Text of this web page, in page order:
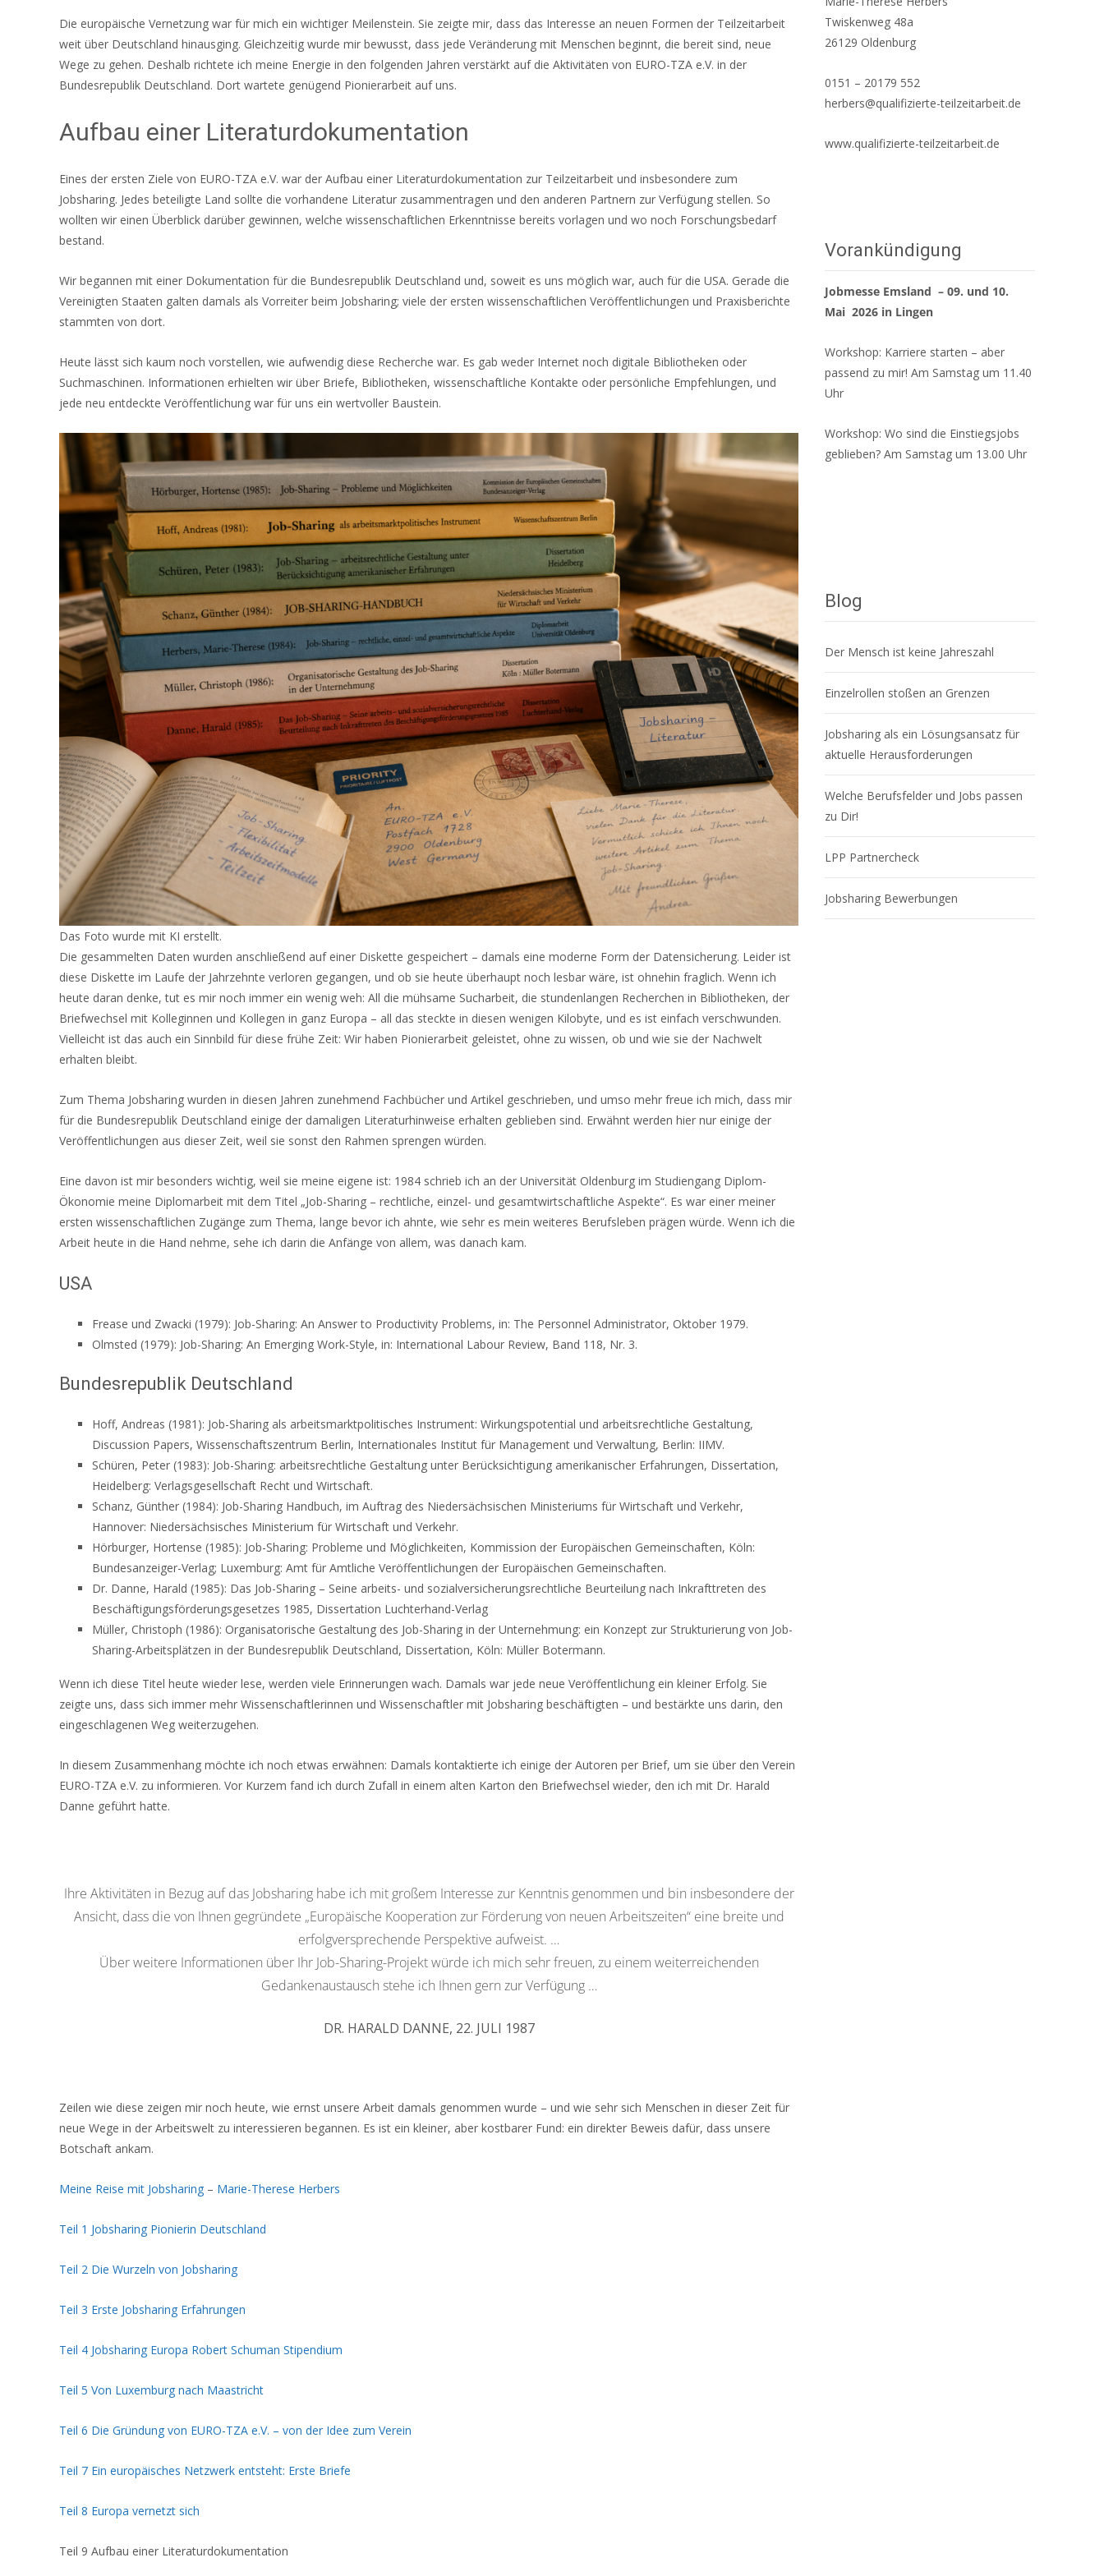
Die europäische Vernetzung war für mich ein wichtiger Meilenstein. Sie zeigte mir, dass das Interesse an neuen Formen der Teilzeitarbeit
weit über Deutschland hinausging. Gleichzeitig wurde mir bewusst, dass jede Veränderung mit Menschen beginnt, die bereit sind, neue
Wege zu gehen. Deshalb richtete ich meine Energie in den folgenden Jahren verstärkt auf die Aktivitäten von EURO-TZA e.V. in der
Bundesrepublik Deutschland. Dort wartete genügend Pionierarbeit auf uns.
Aufbau einer Literaturdokumentation
Eines der ersten Ziele von EURO-TZA e.V. war der Aufbau einer Literaturdokumentation zur Teilzeitarbeit und insbesondere zum
Jobsharing. Jedes beteiligte Land sollte die vorhandene Literatur zusammentragen und den anderen Partnern zur Verfügung stellen. So
wollten wir einen Überblick darüber gewinnen, welche wissenschaftlichen Erkenntnisse bereits vorlagen und wo noch Forschungsbedarf
bestand.
Wir begannen mit einer Dokumentation für die Bundesrepublik Deutschland und, soweit es uns möglich war, auch für die USA. Gerade die
Vereinigten Staaten galten damals als Vorreiter beim Jobsharing; viele der ersten wissenschaftlichen Veröffentlichungen und Praxisberichte
stammten von dort.
Heute lässt sich kaum noch vorstellen, wie aufwendig diese Recherche war. Es gab weder Internet noch digitale Bibliotheken oder
Suchmaschinen. Informationen erhielten wir über Briefe, Bibliotheken, wissenschaftliche Kontakte oder persönliche Empfehlungen, und
jede neu entdeckte Veröffentlichung war für uns ein wertvoller Baustein.
Das Foto wurde mit KI erstellt.
Die gesammelten Daten wurden anschließend auf einer Diskette gespeichert – damals eine moderne Form der Datensicherung. Leider ist
diese Diskette im Laufe der Jahrzehnte verloren gegangen, und ob sie heute überhaupt noch lesbar wäre, ist ohnehin fraglich. Wenn ich
heute daran denke, tut es mir noch immer ein wenig weh: All die mühsame Sucharbeit, die stundenlangen Recherchen in Bibliotheken, der
Briefwechsel mit Kolleginnen und Kollegen in ganz Europa – all das steckte in diesen wenigen Kilobyte, und es ist einfach verschwunden.
Vielleicht ist das auch ein Sinnbild für diese frühe Zeit: Wir haben Pionierarbeit geleistet, ohne zu wissen, ob und wie sie der Nachwelt
erhalten bleibt.
Zum Thema Jobsharing wurden in diesen Jahren zunehmend Fachbücher und Artikel geschrieben, und umso mehr freue ich mich, dass mir
für die Bundesrepublik Deutschland einige der damaligen Literaturhinweise erhalten geblieben sind. Erwähnt werden hier nur einige der
Veröffentlichungen aus dieser Zeit, weil sie sonst den Rahmen sprengen würden.
Eine davon ist mir besonders wichtig, weil sie meine eigene ist: 1984 schrieb ich an der Universität Oldenburg im Studiengang Diplom-
Ökonomie meine Diplomarbeit mit dem Titel „Job-Sharing – rechtliche, einzel- und gesamtwirtschaftliche Aspekte“. Es war einer meiner
ersten wissenschaftlichen Zugänge zum Thema, lange bevor ich ahnte, wie sehr es mein weiteres Berufsleben prägen würde. Wenn ich die
Arbeit heute in die Hand nehme, sehe ich darin die Anfänge von allem, was danach kam.
USA
Frease und Zwacki (1979): Job-Sharing: An Answer to Productivity Problems, in: The Personnel Administrator, Oktober 1979.
Olmsted (1979): Job-Sharing: An Emerging Work-Style, in: International Labour Review, Band 118, Nr. 3.
Bundesrepublik Deutschland
Hoff, Andreas (1981): Job-Sharing als arbeitsmarktpolitisches Instrument: Wirkungspotential und arbeitsrechtliche Gestaltung,
Discussion Papers, Wissenschaftszentrum Berlin, Internationales Institut für Management und Verwaltung, Berlin: IIMV.
Schüren, Peter (1983): Job-Sharing: arbeitsrechtliche Gestaltung unter Berücksichtigung amerikanischer Erfahrungen, Dissertation,
Heidelberg: Verlagsgesellschaft Recht und Wirtschaft.
Schanz, Günther (1984): Job-Sharing Handbuch, im Auftrag des Niedersächsischen Ministeriums für Wirtschaft und Verkehr,
Hannover: Niedersächsisches Ministerium für Wirtschaft und Verkehr.
Hörburger, Hortense (1985): Job-Sharing: Probleme und Möglichkeiten, Kommission der Europäischen Gemeinschaften, Köln:
Bundesanzeiger-Verlag; Luxemburg: Amt für Amtliche Veröffentlichungen der Europäischen Gemeinschaften.
Dr. Danne, Harald (1985): Das Job-Sharing – Seine arbeits- und sozialversicherungsrechtliche Beurteilung nach Inkrafttreten des
Beschäftigungsförderungsgesetzes 1985, Dissertation Luchterhand-Verlag
Müller, Christoph (1986): Organisatorische Gestaltung des Job-Sharing in der Unternehmung: ein Konzept zur Strukturierung von Job-
Sharing-Arbeitsplätzen in der Bundesrepublik Deutschland, Dissertation, Köln: Müller Botermann.
Wenn ich diese Titel heute wieder lese, werden viele Erinnerungen wach. Damals war jede neue Veröffentlichung ein kleiner Erfolg. Sie
zeigte uns, dass sich immer mehr Wissenschaftlerinnen und Wissenschaftler mit Jobsharing beschäftigten – und bestärkte uns darin, den
eingeschlagenen Weg weiterzugehen.
In diesem Zusammenhang möchte ich noch etwas erwähnen: Damals kontaktierte ich einige der Autoren per Brief, um sie über den Verein
EURO-TZA e.V. zu informieren. Vor Kurzem fand ich durch Zufall in einem alten Karton den Briefwechsel wieder, den ich mit Dr. Harald
Danne geführt hatte.
Ihre Aktivitäten in Bezug auf das Jobsharing habe ich mit großem Interesse zur Kenntnis genommen und bin insbesondere der
Ansicht, dass die von Ihnen gegründete „Europäische Kooperation zur Förderung von neuen Arbeitszeiten“ eine breite und
erfolgversprechende Perspektive aufweist. …
Über weitere Informationen über Ihr Job-Sharing-Projekt würde ich mich sehr freuen, zu einem weiterreichenden
Gedankenaustausch stehe ich Ihnen gern zur Verfügung …
DR. HARALD DANNE, 22. JULI 1987
Zeilen wie diese zeigen mir noch heute, wie ernst unsere Arbeit damals genommen wurde – und wie sehr sich Menschen in dieser Zeit für
neue Wege in der Arbeitswelt zu interessieren begannen. Es ist ein kleiner, aber kostbarer Fund: ein direkter Beweis dafür, dass unsere
Botschaft ankam.
Meine Reise mit Jobsharing – Marie-Therese Herbers
Teil 1 Jobsharing Pionierin Deutschland
Teil 2 Die Wurzeln von Jobsharing
Teil 3 Erste Jobsharing Erfahrungen
Teil 4 Jobsharing Europa Robert Schuman Stipendium
Teil 5 Von Luxemburg nach Maastricht
Teil 6 Die Gründung von EURO-TZA e.V. – von der Idee zum Verein
Teil 7 Ein europäisches Netzwerk entsteht: Erste Briefe
Teil 8 Europa vernetzt sich
Teil 9 Aufbau einer Literaturdokumentation
Twiskenweg 48a
26129 Oldenburg
0151 – 20179 552
herbers@qualifizierte-teilzeitarbeit.de
www.qualifizierte-teilzeitarbeit.de
Vorankündigung
Jobmesse Emsland – 09. und 10.
Mai 2026 in Lingen
Workshop: Karriere starten – aber
passend zu mir! Am Samstag um 11.40
Uhr
Workshop: Wo sind die Einstiegsjobs
geblieben? Am Samstag um 13.00 Uhr
Blog
Der Mensch ist keine Jahreszahl
Einzelrollen stoßen an Grenzen
Jobsharing als ein Lösungsansatz für
aktuelle Herausforderungen
Welche Berufsfelder und Jobs passen
zu Dir!
LPP Partnercheck
Jobsharing Bewerbungen